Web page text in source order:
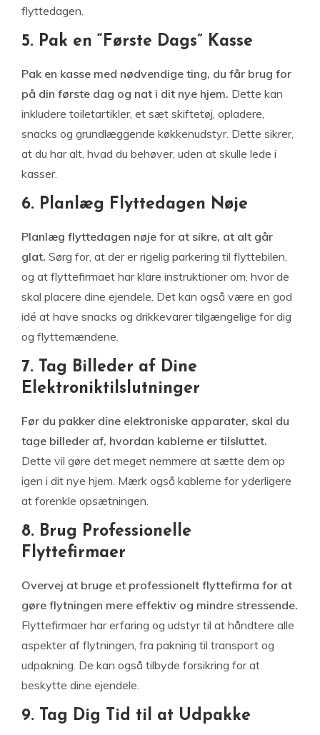
flyttedagen.
5. Pak en “Første Dags” Kasse
Pak en kasse med nødvendige ting, du får brug for
på din første dag og nat i dit nye hjem. Dette kan
inkludere toiletartikler, et sæt skiftetøj, opladere,
snacks og grundlæggende køkkenudstyr. Dette sikrer,
at du har alt, hvad du behøver, uden at skulle lede i
kasser.
6. Planlæg Flyttedagen Nøje
Planlæg flyttedagen nøje for at sikre, at alt går
glat. Sørg for, at der er rigelig parkering til flyttebilen,
og at flyttefirmaet har klare instruktioner om, hvor de
skal placere dine ejendele. Det kan også være en god
idé at have snacks og drikkevarer tilgængelige for dig
og flyttemændene.
7. Tag Billeder af Dine
Elektroniktilslutninger
Før du pakker dine elektroniske apparater, skal du
tage billeder af, hvordan kablerne er tilsluttet.
Dette vil gøre det meget nemmere at sætte dem op
igen i dit nye hjem. Mærk også kablerne for yderligere
at forenkle opsætningen.
8. Brug Professionelle
Flyttefirmaer
Overvej at bruge et professionelt flyttefirma for at
gøre flytningen mere effektiv og mindre stressende.
Flyttefirmaer har erfaring og udstyr til at håndtere alle
aspekter af flytningen, fra pakning til transport og
udpakning. De kan også tilbyde forsikring for at
beskytte dine ejendele.
9. Tag Dig Tid til at Udpakke